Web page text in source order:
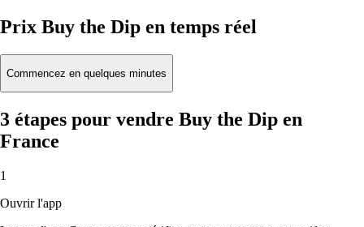
Prix Buy the Dip en temps réel
Commencez en quelques minutes
3 étapes pour vendre Buy the Dip en
France
1
Ouvrir l'app